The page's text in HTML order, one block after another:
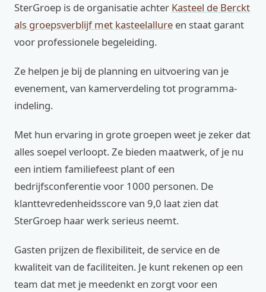
SterGroep is de organisatie achter Kasteel de Berckt
als groepsverblijf met kasteelallure en staat garant
voor professionele begeleiding.
Ze helpen je bij de planning en uitvoering van je
evenement, van kamerverdeling tot programma-
indeling.
Met hun ervaring in grote groepen weet je zeker dat
alles soepel verloopt. Ze bieden maatwerk, of je nu
een intiem familiefeest plant of een
bedrijfsconferentie voor 1000 personen. De
klanttevredenheidsscore van 9,0 laat zien dat
SterGroep haar werk serieus neemt.
Gasten prijzen de flexibiliteit, de service en de
kwaliteit van de faciliteiten. Je kunt rekenen op een
team dat met je meedenkt en zorgt voor een